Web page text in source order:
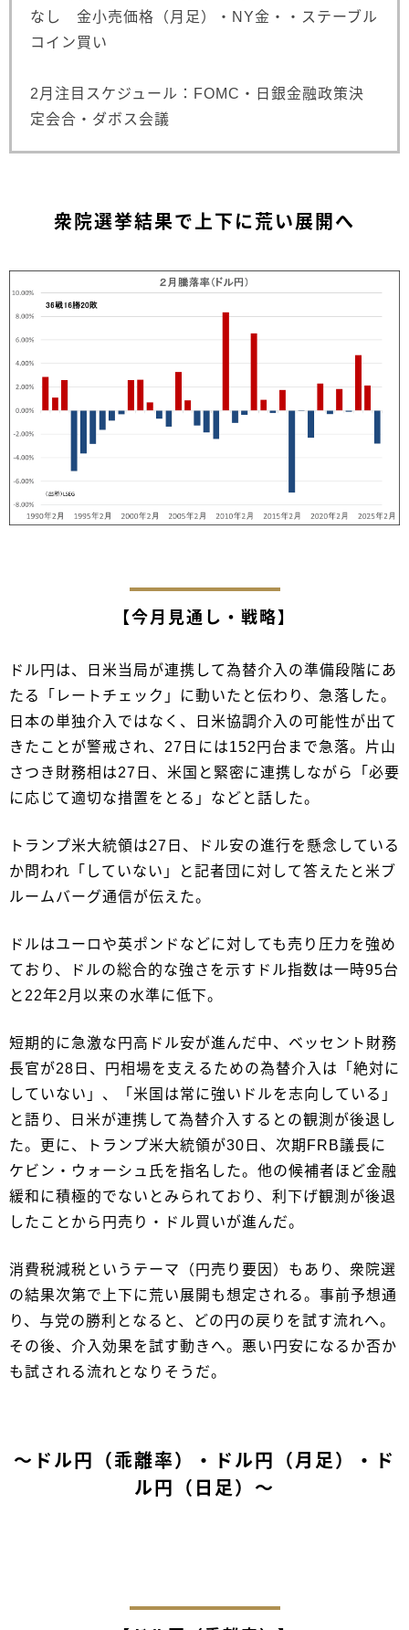
なし 金小売価格（月足）・NY金・・ステーブル
コイン買い
2月注目スケジュール：FOMC・日銀金融政策決
定会合・ダボス会議
衆院選挙結果で上下に荒い展開へ
【今月見通し・戦略】
ドル円は、日米当局が連携して為替介入の準備段階にあ
たる「レートチェック」に動いたと伝わり、急落した。
日本の単独介入ではなく、日米協調介入の可能性が出て
きたことが警戒され、27日には152円台まで急落。片山
さつき財務相は27日、米国と緊密に連携しながら「必要
に応じて適切な措置をとる」などと話した。
トランプ米大統領は27日、ドル安の進行を懸念している
か問われ「していない」と記者団に対して答えたと米ブ
ルームバーグ通信が伝えた。
ドルはユーロや英ポンドなどに対しても売り圧力を強め
ており、ドルの総合的な強さを示すドル指数は一時95台
と22年2月以来の水準に低下。
短期的に急激な円高ドル安が進んだ中、ベッセント財務
長官が28日、円相場を支えるための為替介入は「絶対に
していない」、「米国は常に強いドルを志向している」
と語り、日米が連携して為替介入するとの観測が後退し
た。更に、トランプ米大統領が30日、次期FRB議長に
ケビン・ウォーシュ氏を指名した。他の候補者ほど金融
緩和に積極的でないとみられており、利下げ観測が後退
したことから円売り・ドル買いが進んだ。
消費税減税というテーマ（円売り要因）もあり、衆院選
の結果次第で上下に荒い展開も想定される。事前予想通
り、与党の勝利となると、どの円の戻りを試す流れへ。
その後、介入効果を試す動きへ。悪い円安になるか否か
も試される流れとなりそうだ。
～ドル円（乖離率）・ドル円（月足）・ド
ル円（日足）～